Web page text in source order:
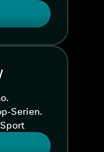
Serien.